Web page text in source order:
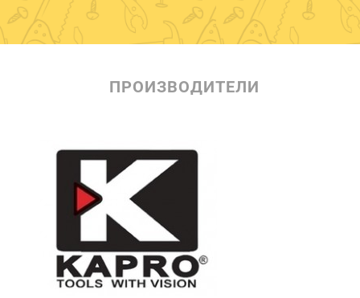
ПРОИЗВОДИТЕЛИ